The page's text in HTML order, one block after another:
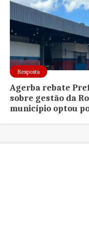
Resposta
Agerba rebate
sobre gestão da
município optou